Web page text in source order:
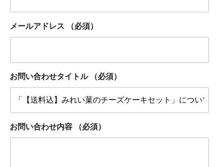
メールアドレス （必須）
お問い合わせタイトル （必須）
お問い合わせ内容 （必須）